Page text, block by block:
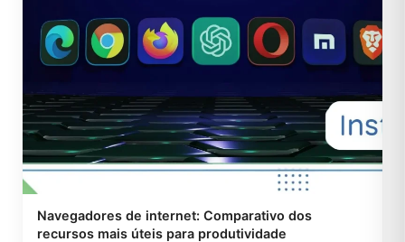
Navegadores de internet: Comparativo dos
recursos mais úteis para produtividade